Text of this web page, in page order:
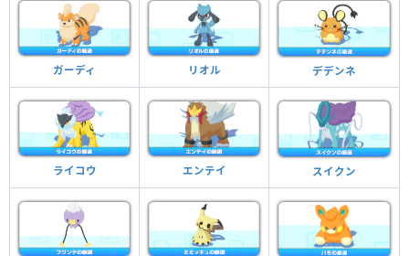
ガーディ リオル デデンネ
ライコウ エンテイ スイクン